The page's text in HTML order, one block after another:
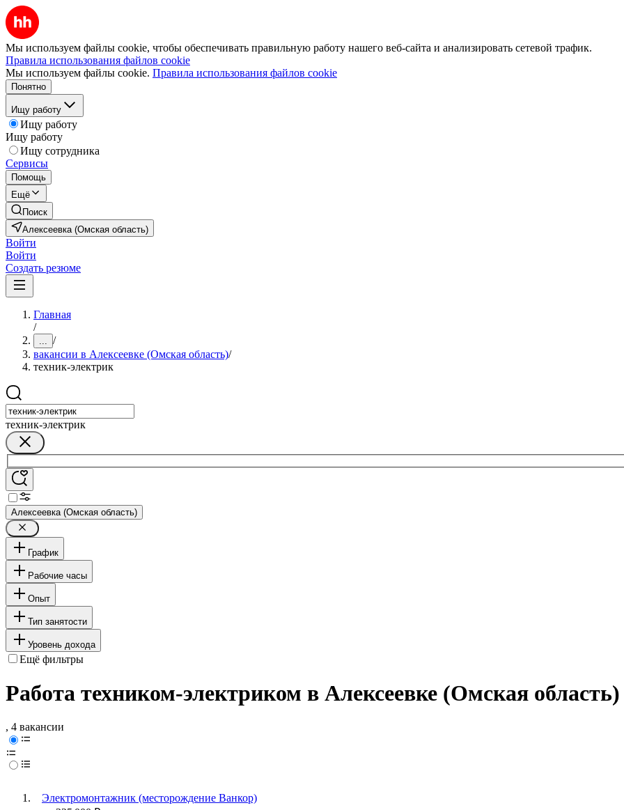
Мы используем файлы cookie, чтобы обеспечивать правильную работу нашего веб-сайта и анализировать сетевой трафик.
Правила использования файлов cookie
Мы используем файлы cookie. Правила использования файлов cookie
Понятно
Ищу работу
Ищу работу
Ищу работу
Ищу сотрудника
Сервисы
Помощь
Ещё
Поиск
Алексеевка (Омская область)
Войти
Войти
Создать резюме
Главная
/
... /
вакансии в Алексеевке (Омская область)/
техник-электрик
техник-электрик
Алексеевка (Омская область)
График
Рабочие часы
Опыт
Тип занятости
Уровень дохода
Ещё фильтры
Работа техником-электриком в Алексеевке (Омская область)
, 4 вакансии
Электромонтажник (месторождение Ванкор)